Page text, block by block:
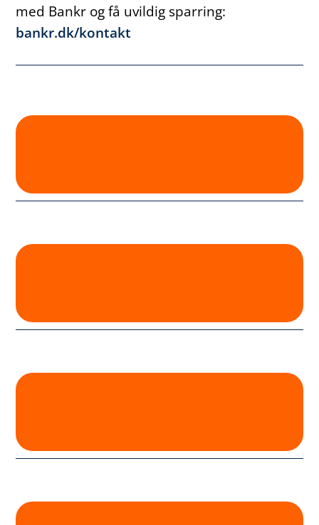
med Bankr og få uvildig sparring:
bankr.dk/kontakt